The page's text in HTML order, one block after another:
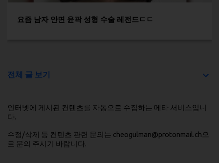
요즘 남자 안면 윤곽 성형 수술 레전드ㄷㄷ
전체 글 보기
인터넷에 게시된 컨텐츠를 자동으로 수집하는 메타 서비스입니
다.
수정/삭제 등 컨텐츠 관련 문의는 cheogulman@protonmail.ch으
로 문의 주시기 바랍니다.